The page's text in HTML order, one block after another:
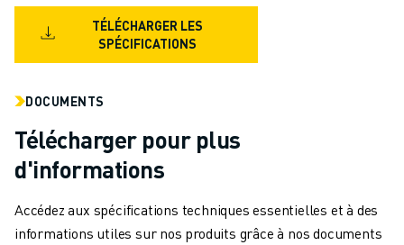
CONTACT
LOCALISATION DES SITES
TÉLÉCHARGER LES
SPÉCIFICATIONS
DOCUMENTS
Télécharger pour plus
d'informations
Accédez aux spécifications techniques essentielles et à des
informations utiles sur nos produits grâce à nos documents